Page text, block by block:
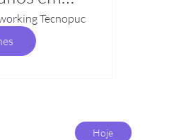
na era
Tecnopuc
Hoje